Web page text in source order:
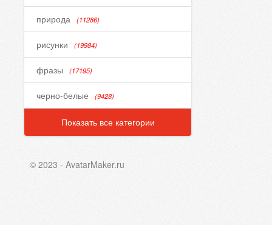
природа (11286)
рисунки (19984)
фразы (17195)
черно-белые (9428)
Показать все категории
© 2023 - AvatarMaker.ru